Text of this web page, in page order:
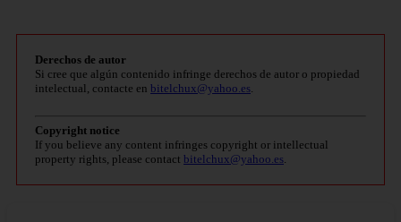
Derechos de autor
Si cree que algún contenido infringe derechos de autor o propiedad
intelectual, contacte en bitelchux@yahoo.es
Copyright notice
If you believe any content infringes copyright or intellectual
property rights, please contact bitelchux@yahoo.es